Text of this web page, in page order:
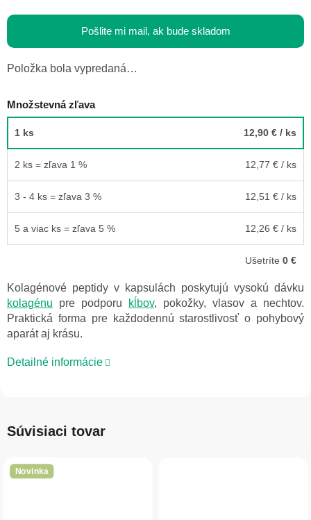
Pošlite mi mail, ak bude skladom
Položka bola vypredaná…
Množstevná zľava
1 ks 12,90 € / ks
2 ks = zľava 1 % 12,77 € / ks
3 - 4 ks = zľava 3 % 12,51 € / ks
5 a viac ks = zľava 5 % 12,26 € / ks
Ušetríte 0 €
Kolagénové peptidy v kapsulách poskytujú vysokú dávku
kolagénu pre podporu kĺbov, pokožky, vlasov a nechtov.
Praktická forma pre každodennú starostlivosť o pohybový
aparát aj krásu.
Detailné informácie
Súvisiaci tovar
Novinka